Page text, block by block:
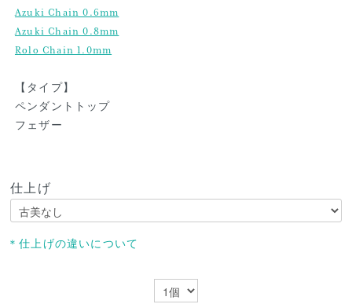
Azuki Chain 0.6mm
Azuki Chain 0.8mm
Rolo Chain 1.0mm
【タイプ】
ペンダントトップ
フェザー
仕上げ
＊仕上げの違いについて